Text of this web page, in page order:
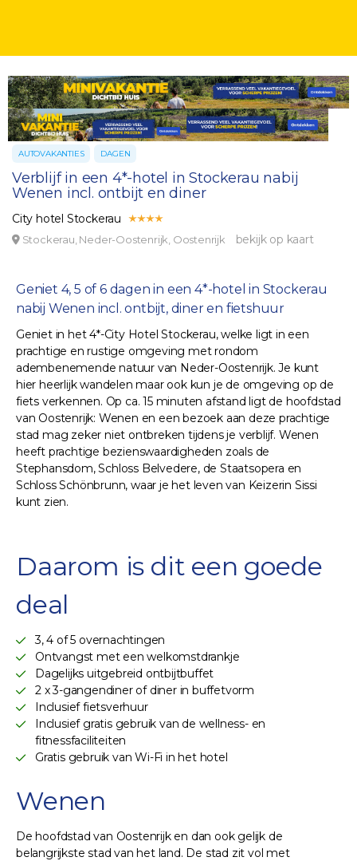
AUTOVAKANTIES DAGEN
Verblijf in een 4*-hotel in Stockerau nabij
Wenen incl. ontbijt en diner
City hotel Stockerau
Stockerau, Neder-Oostenrijk, Oostenrijk bekijk op kaart
Geniet 4, 5 of 6 dagen in een 4*-hotel in Stockerau
nabij Wenen incl. ontbijt, diner en fietshuur
Geniet in het 4*-City Hotel Stockerau, welke ligt in een
prachtige en rustige omgeving met rondom
adembenemende natuur van Neder-Oostenrijk. Je kunt
hier heerlijk wandelen maar ook kun je de omgeving op de
fiets verkennen. Op ca. 15 minuten afstand ligt de hoofdstad
van Oostenrijk: Wenen en een bezoek aan deze prachtige
stad mag zeker niet ontbreken tijdens je verblijf. Wenen
heeft prachtige bezienswaardigheden zoals de
Stephansdom, Schloss Belvedere, de Staatsopera en
Schloss Schönbrunn, waar je het leven van Keizerin Sissi
kunt zien.
Daarom is dit een goede
deal
3, 4 of 5 overnachtingen
Ontvangst met een welkomstdrankje
Dagelijks uitgebreid ontbijtbuffet
2 x 3-gangendiner of diner in buffetvorm
Inclusief fietsverhuur
Inclusief gratis gebruik van de wellness- en
fitnessfaciliteiten
Gratis gebruik van Wi-Fi in het hotel
Wenen
De hoofdstad van Oostenrijk en dan ook gelijk de
belangrijkste stad van het land. De stad zit vol met